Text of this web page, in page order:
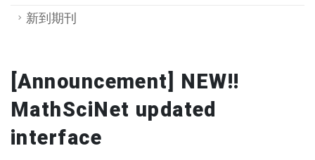
新到期刊
[Announcement] NEW!!
MathSciNet updated
interface